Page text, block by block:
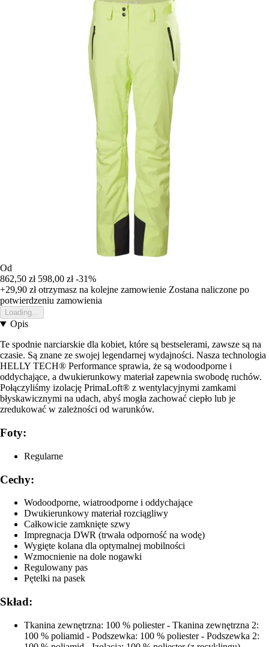
Od
862,50 zł 598,00 zł -31%
+29,90 złotrzymasz na kolejne zamowienie Zostana naliczone po
potwierdzeniu zamowienia
Loading...
Opis
Te spodnie narciarskie dla kobiet, które są bestselerami, zawsze są na
czasie. Są znane ze swojej legendarnej wydajności. Nasza technologia
HELLY TECH® Performance sprawia, że są wodoodporne i
oddychające, a dwukierunkowy materiał zapewnia swobodę ruchów.
Połączyliśmy izolację PrimaLoft® z wentylacyjnymi zamkami
błyskawicznymi na udach, abyś mogła zachować ciepło lub je
zredukować w zależności od warunków.
Foty:
Regularne
Cechy:
Wodoodporne, wiatroodporne i oddychające
Dwukierunkowy materiał rozciągliwy
Całkowicie zamknięte szwy
Impregnacja DWR (trwała odporność na wodę)
Wygięte kolana dla optymalnej mobilności
Wzmocnienie na dole nogawki
Regulowany pas
Pętelki na pasek
Skład:
Tkanina zewnętrzna: 100 % poliester - Tkanina zewnętrzna 2:
100 % poliamid - Podszewka: 100 % poliester - Podszewka 2: